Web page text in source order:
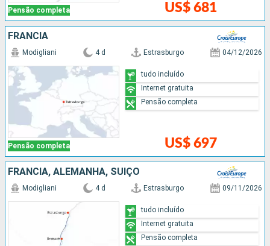
Pensão completa US$ 681
FRANCIA
Pensão completa
Modigliani 4 d Estrasburgo 04/12/2026
US$ 697
tudo incluído
Internet gratuita
Pensão completa
FRANCIA, ALEMANHA, SUÍÇO
Modigliani 4 d Estrasburgo 09/11/2026
tudo incluído
Internet gratuita
Pensão completa